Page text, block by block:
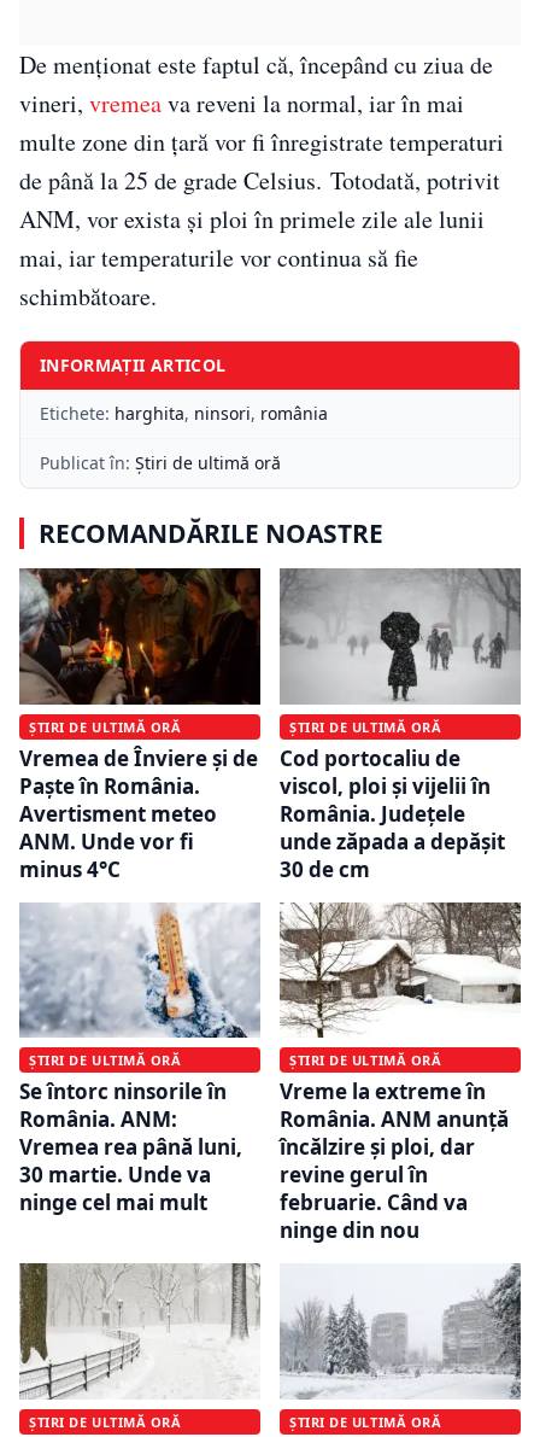
De menționat este faptul că, începând cu ziua de
vineri, vremeava reveni la normal, iar în mai
multe zone din țară vor fi înregistrate temperaturi
de până la 25 de grade Celsius. Totodată, potrivit
ANM, vor exista și ploi în primele zile ale lunii
mai, iar temperaturile vor continua să fie
schimbătoare.
INFORMAȚII ARTICOL
Etichete: harghita, ninsori, românia
Publicat în: Știri de ultimă oră
RECOMANDĂRILE NOASTRE
ȘTIRI DE ULTIMĂ ORĂ
Vremea de Înviere și de
Paște în România.
Avertisment meteo
ANM. Unde vor fi
minus 4°C
ȘTIRI DE ULTIMĂ ORĂ
Cod portocaliu de
viscol, ploi și vijelii în
România. Județele
unde zăpada a depășit
30 de cm
ȘTIRI DE ULTIMĂ ORĂ
Se întorc ninsorile în
România. ANM:
Vremea rea până luni,
30 martie. Unde va
ninge cel mai mult
ȘTIRI DE ULTIMĂ ORĂ
Vreme la extreme în
România. ANM anunță
încălzire și ploi, dar
revine gerul în
februarie. Când va
ninge din nou
ȘTIRI DE ULTIMĂ ORĂ ȘTIRI DE ULTIMĂ ORĂ